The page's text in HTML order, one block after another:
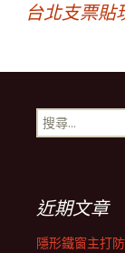
章
導
覽
列
台北支票貼
搜
尋
近期文章
隱形鐵窗主打